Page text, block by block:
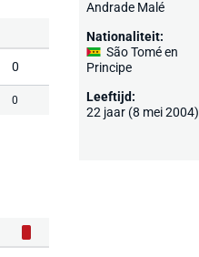
0
0
Andrade Malé
Nationaliteit:
São Tomé en
Principe
Leeftijd:
22 jaar (8 mei 2004)